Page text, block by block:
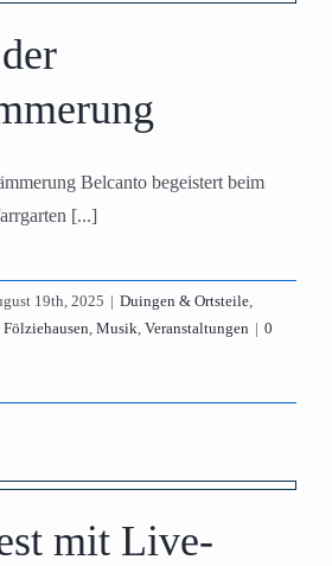
Belcanto begeistert beim
[...]
19th, 2025 | Duingen & Ortsteile,
, Musik, Veranstaltungen | 0
mit Live-